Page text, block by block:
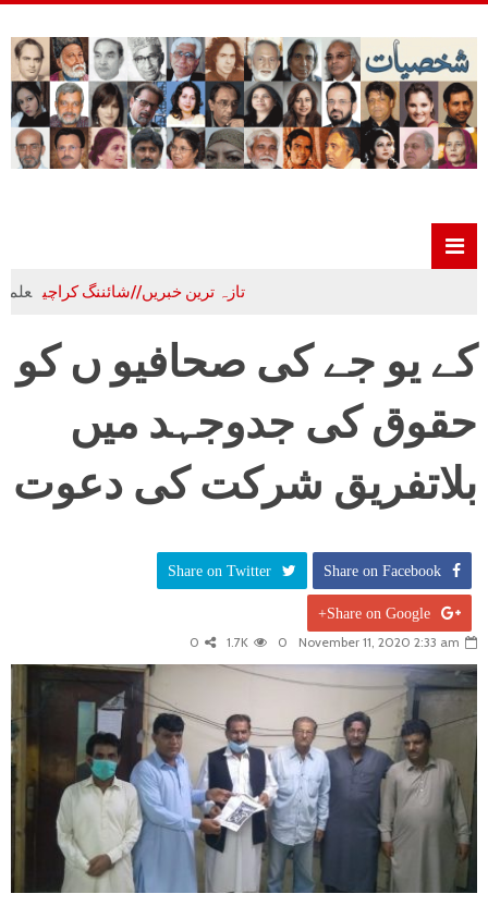
تازہ ترین خبریں//شائننگ کراچی علم،ادب و
کے یو جے کی صحافیو ں ‌کو
حقوق کی جدوجہد میں
بلاتفریق شرکت کی دعوت
Share on Facebook
Share on Twitter
Share on Google+
November 11, 2020 2:33 am
0
1.7K
0